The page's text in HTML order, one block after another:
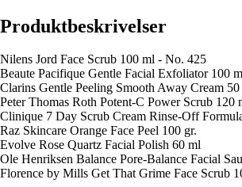
Produktbeskrivelser
Nilens Jord Face Scrub 100 ml - No. 425
Beaute Pacifique Gentle Facial Exfoliator 100
Clarins Gentle Peeling Smooth Away Cream
Peter Thomas Roth Potent-C Power Scrub 120
Clinique 7 Day Scrub Cream Rinse-Off
Raz Skincare Orange Face Peel 100 gr.
Evolve Rose Quartz Facial Polish 60 ml
Ole Henriksen Balance Pore-Balance Facial
Florence by Mills Get That Grime Face Scrub